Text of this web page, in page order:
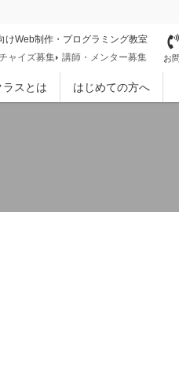
けWeb制作・プログラミング教室
ャイズ募集 講師・メンター募集 お
ラスとは はじめての方へ